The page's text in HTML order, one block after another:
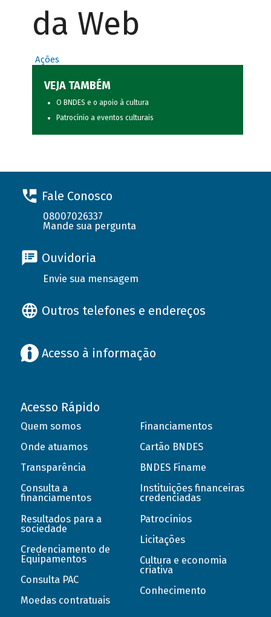
da Web
Ações
VEJA TAMBÉM
O BNDES e o apoio à cultura
Patrocínio a eventos culturais
Fale Conosco
08007026337
Mande sua pergunta
Ouvidoria
Envie sua mensagem
Outros telefones e endereços
Acesso à informação
Acesso Rápido
Quem somos
Onde atuamos
Transparência
Consulta a
financiamentos
Resultados para a
sociedade
Credenciamento de
Equipamentos
Consulta PAC
Moedas contratuais
Financiamentos
Cartão BNDES
BNDES Finame
Instituições financeiras
credenciadas
Patrocínios
Licitações
Cultura e economia
criativa
Conhecimento